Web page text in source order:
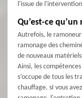
l'issue de
Qu’est-ce
Autrefois, le
ramonage des
de nouveaux
Ainsi, les
s’occupe de tous les
chauffage. sI vous